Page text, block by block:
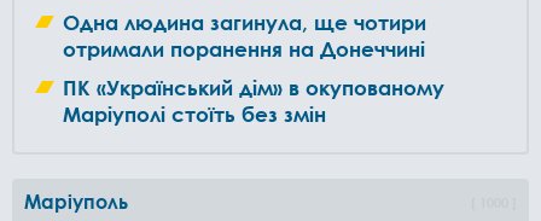
Одна людина загинула, ще чотири
отримали поранення на Донеччині
ПК «Український дім» в окупованому
Маріуполі стоїть без змін
Маріуполь